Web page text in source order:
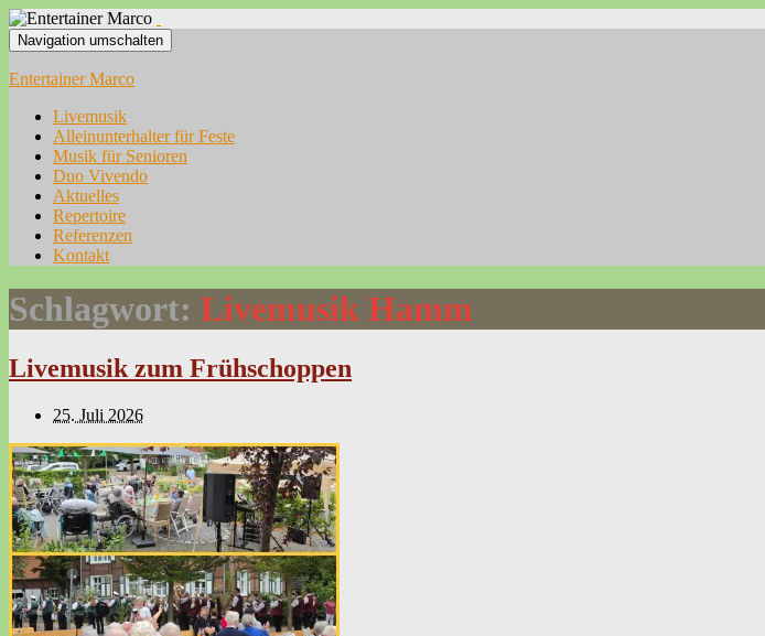
Navigation umschalten
Entertainer Marco
Livemusik
Alleinunterhalter für Feste
Musik für Senioren
Duo Vivendo
Aktuelles
Repertoire
Referenzen
Kontakt
Schlagwort: Livemusik Hamm
Livemusik zum Frühschoppen
25. Juli 2026